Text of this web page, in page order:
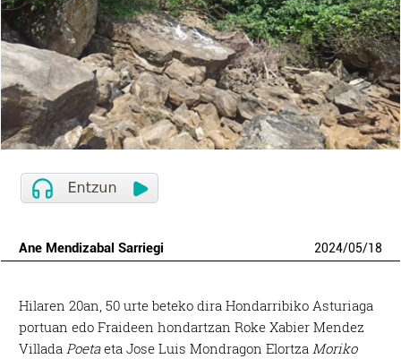
Ane Mendizabal Sarriegi 2024/05/18
Hilaren 20an, 50 urte beteko dira Hondarribiko Asturiaga
portuan edo Fraideen hondartzan Roke Xabier Mendez
Villada Poetaeta Jose Luis Mondragon Elortza Moriko